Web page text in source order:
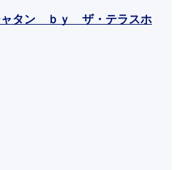
タン ｂｙ ザ・テラスホ